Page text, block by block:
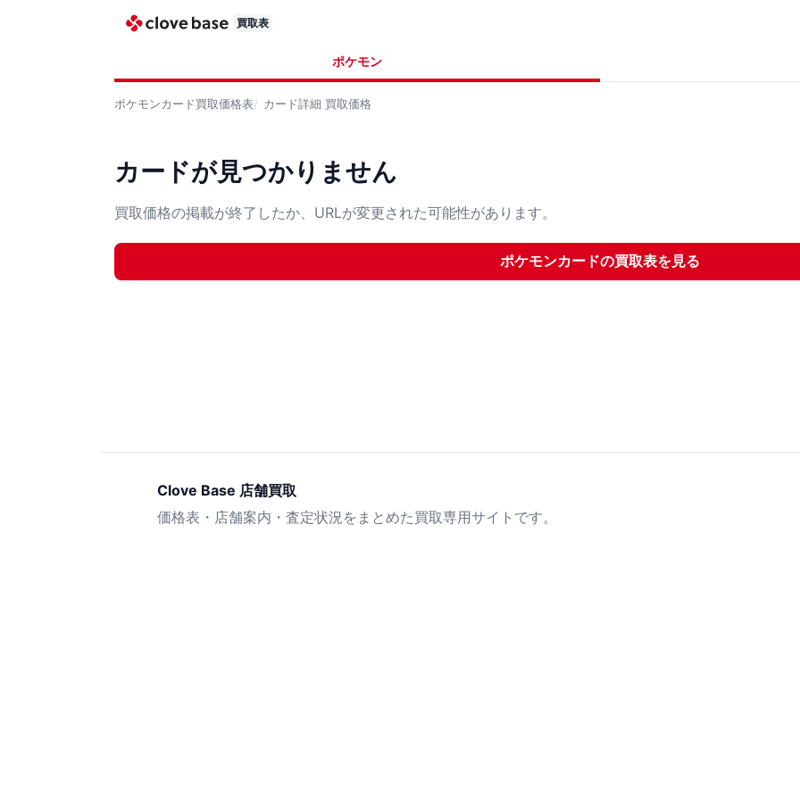
買取表
ポケモン
ポケモンカード買取価格表 カード詳細 買取価格
カードが見つかりません
買取価格の掲載が終了したか、URLが変更された可能性があります。
ポケモンカードの買取表を見る
Clove Base 店舗買取
価格表・店舗案内・査定状況をまとめた買取専用サイトです。